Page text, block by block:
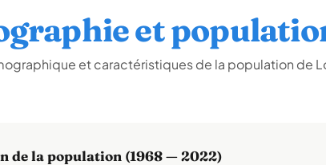
et
et caractéristiques de la population de
de la population (1968 — 2022)